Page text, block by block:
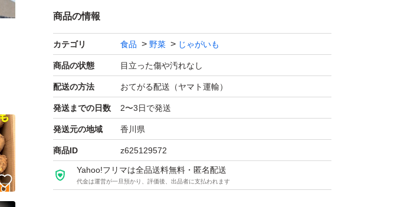
商品の情報
カテゴリ 食品 野菜 じゃがいも
商品の状態 目立った傷や汚れなし
配送の方法 おてがる配送（ヤマト運輸）
発送までの日数 2〜3日で発送
発送元の地域 香川県
商品ID z625129572
Yahoo!フリマは全品送料無料・匿名配送
代金は運営が一旦預かり、評価後、出品者に支払われます
いいね！